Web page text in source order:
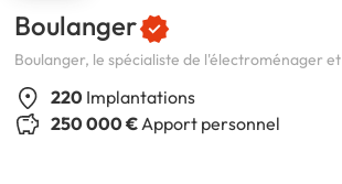
Boulanger
Boulanger, le spécialiste de l'électroménager
220 Implantations
250 000 €Apport personnel